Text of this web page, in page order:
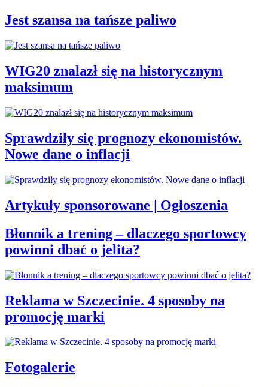
Jest szansa na tańsze paliwo
WIG20 znalazł się na historycznym
maksimum
Sprawdziły się prognozy ekonomistów.
Nowe dane o inflacji
Artykuły sponsorowane | Ogłoszenia
Błonnik a trening – dlaczego sportowcy
powinni dbać o jelita?
Reklama w Szczecinie. 4 sposoby na
promocję marki
Fotogalerie